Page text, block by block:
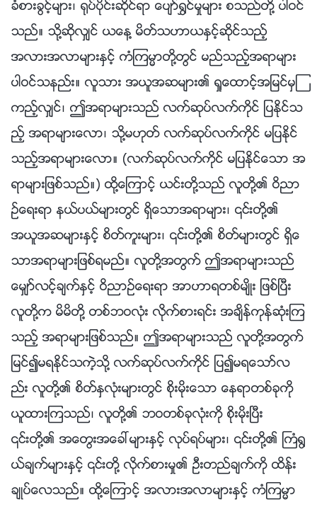
ခံစားခြင့္မ်ား၊ ႐ုပ္ပိုင္းဆိုင္ရာ ေပ်ာ္႐ႊင္မႈမ်ား စသည္တို႔ ပါဝင္
သည္။ သို႔ဆိုလွ်င္ ယေန႔ မိတ္သဟာယႏွင့္ဆိုင္သည့္
အလားအလာမ်ားႏွင့္ ကံၾကမၼာတို႔တြင္ မည္သည့္အရာမ်ား
ပါဝင္သနည္း။ လူသား အယူအဆမ်ား၏ ရႈေထာင့္အျမင္မွၾ
ကည့္လွ်င္၊ ဤအရာမ်ားသည္ လက္ဆုပ္လက္ကိုင္ ျပႏိုင္သ
ည့္ အရာမ်ားေလာ၊ သို႔မဟုတ္ လက္ဆုပ္လက္ကိုင္ မျပႏိုင္
သည့္အရာမ်ားေလာ။ (လက္ဆုပ္လက္ကိုင္ မျပႏိုင္ေသာ အ
ရာမ်ားျဖစ္သည္။) ထို႔ေၾကာင့္ ယင္းတို႔သည္ လူတို႔၏ ဝိညာ
ဥ္ေရးရာ နယ္ပယ္မ်ားတြင္ ရွိေသာအရာမ်ား၊ ၎တို႔၏
အယူအဆမ်ားႏွင့္ စိတ္ကူးမ်ား၊ ၎တို႔၏ စိတ္မ်ားတြင္ ရွိေ
သာအရာမ်ားျဖစ္ရမည္။ လူတို႔အတြက္ ဤအရာမ်ားသည္
ေမွ်ာ္လင့္ခ်က္ႏွင့္ ဝိညာဥ္ေရးရာ အာဟာရတစ္မ်ိဳး ျဖစ္ၿပီး
လူတို႔က မိမိတို႔ တစ္ဘဝလုံး လိုက္စားရင္း အခ်ိန္ကုန္ဆုံးၾက
သည့္ အရာမ်ားျဖစ္သည္။ ဤအရာမ်ားသည္ လူတို႔အတြက္
ျမင္၍မရႏိုင္သကဲ့သို႔ လက္ဆုပ္လက္ကိုင္ ျပ၍မရေသာ္လ
ည္း လူတို႔၏ စိတ္ႏွလုံးမ်ားတြင္ စိုးမိုးေသာ ေနရာတစ္ခုကို
ယူထားၾကသည္၊ လူတို႔၏ ဘဝတစ္ခုလုံးကို စိုးမိုးၿပီး
၎တို႔၏ အေတြးအေခၚမ်ားႏွင့္ လုပ္ရပ္မ်ား၊ ၎တို႔၏ ႀကံ႐ြ
ယ္ခ်က္မ်ားႏွင့္ ၎တို႔ လိုက္စားမႈ၏ ဦးတည္ခ်က္ကို ထိန္း
ခ်ဳပ္ေလသည္။ ထို႔ေၾကာင့္ အလားအလာမ်ားႏွင့္ ကံၾကမၼာ